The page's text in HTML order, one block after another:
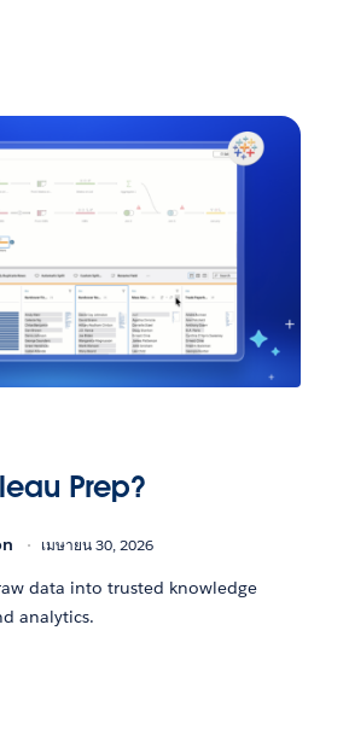
Prep?
เมษายน 30, 2026
data into trusted knowledge
analytics.